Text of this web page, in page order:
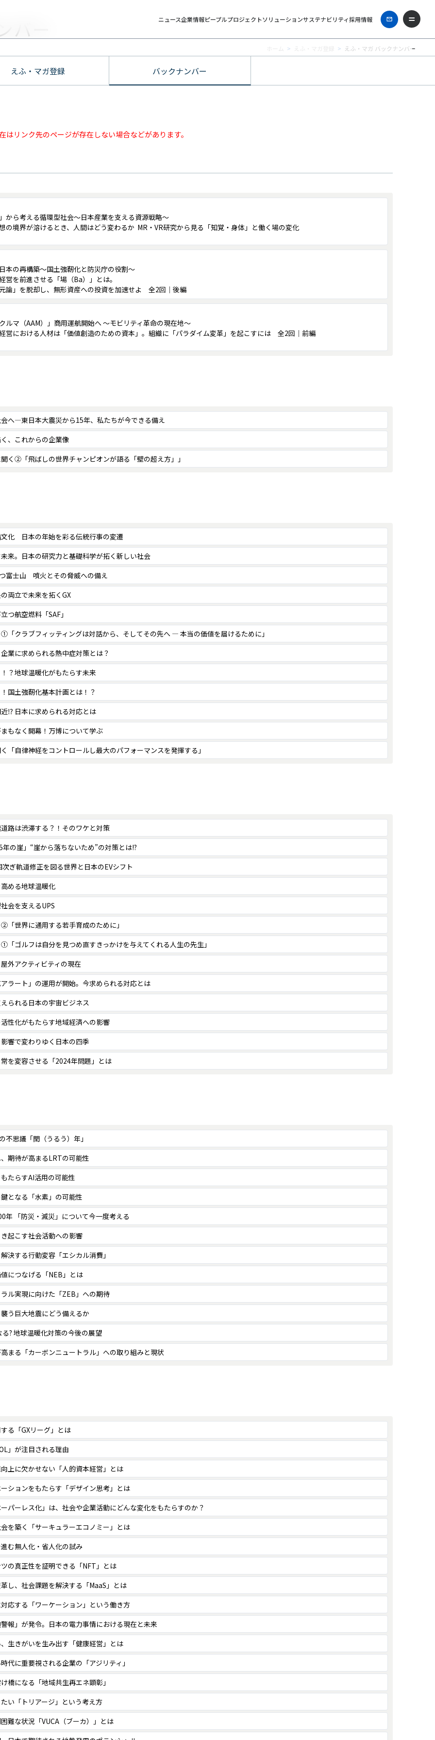
ニュース企業情報ピープルプロジェクトソリューションサステナビリティ採用情報
えふ・マガ バックナンバー
ー
えふ・マガ登録 バックナンバー
リンク先のページが存在しない場合などがあります。
から考える循環型社会～日本産業を支える資源戦略～
の境界が溶けるとき、人間はどう変わるか ―― MR・VR研究から見る「知覚・身体」と働く場の変化
本の再構築～国土強靭化と防災庁の役割～
営を前進させる「場（Ba）」とは。
論」を脱却し、無形資産への投資を加速せよ 全2回｜後編
ルマ（AAM）」商用運航開始へ ～モビリティ革命の現在地～
営における人材は「価値創造のための資本」。組織に「パラダイム変革」を起こすには 全2回｜前編
へ―東日本大震災から15年、私たちが今できる備え
、これからの企業像
く②「飛ばしの世界チャンピオンが語る「壁の超え方」」
化 日本の年始を彩る伝統行事の変遷
来。日本の研究力と基礎科学が拓く新しい社会
富士山 噴火とその脅威への備え
両立で未来を拓くGX
つ航空燃料「SAF」
「クラブフィッティングは対話から、そしてその先へ ― 本当の価値を届けるために」
業に求められる熱中症対策とは？
？地球温暖化がもたらす未来
国土強靭化基本計画とは！？
⁉ 日本に求められる対応とは
もなく開幕！万博について学ぶ
「自律神経をコントロールし最大のパフォーマンスを発揮する」
路は渋滞する？！そのワケと対策
の崖」“崖から落ちないため”の対策とは!?
ぎ軌道修正を図る世界と日本のEVシフト
める地球温暖化
会を支えるUPS
「世界に通用する若手育成のために」
「ゴルフは自分を見つめ直すきっかけを与えてくれる人生の先生」
外アクティビティの現在
ラート」の運用が開始。今求められる対応とは
られる日本の宇宙ビジネス
性化がもたらす地域経済への影響
響で変わりゆく日本の四季
を変容させる「2024年問題」とは
思議「閏（うるう）年」
期待が高まるLRTの可能性
たらすAI活用の可能性
となる「水素」の可能性
年 「防災・減災」について今一度考える
起こす社会活動への影響
決する行動変容「エシカル消費」
につなげる「NEB」とは
ル実現に向けた「ZEB」への期待
う巨大地震にどう備えるか
? 地球温暖化対策の今後の展望
まる「カーボンニュートラル」への取り組みと現状
る「GXリーグ」とは
」が注目される理由
上に欠かせない「人的資本経営」とは
ションをもたらす「デザイン思考」とは
パーレス化」は、社会や企業活動にどんな変化をもたらすのか？
を築く「サーキュラーエコノミー」とは
む無人化・省人化の試み
の真正性を証明できる「NFT」とは
し、社会課題を解決する「MaaS」とは
応する「ワーケーション」という働き方
報」が発令。日本の電力事情における現在と未来
生きがいを生み出す「健康経営」とは
代に重要視される企業の「アジリティ」
橋になる「地域共生再エネ顕彰」
い「トリアージ」という考え方
難な状況「VUCA（ブーカ）」とは